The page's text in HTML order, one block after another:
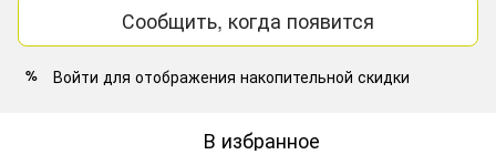
Сообщить, когда появится
% Войти для отображения накопительной скидки
В избранное